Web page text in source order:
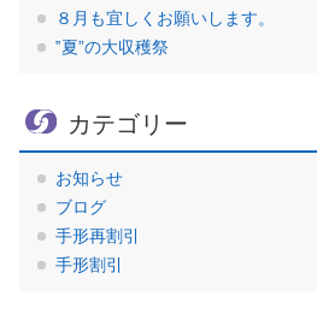
８月も宜しくお願いします。
‟夏”の大収穫祭
カテゴリー
お知らせ
ブログ
手形再割引
手形割引